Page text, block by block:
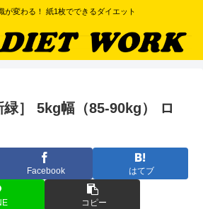
が変わる！ 紙1枚でできるダイエット
緑］ 5kg幅（85-90kg） ロ
Facebook はてブ
コピー